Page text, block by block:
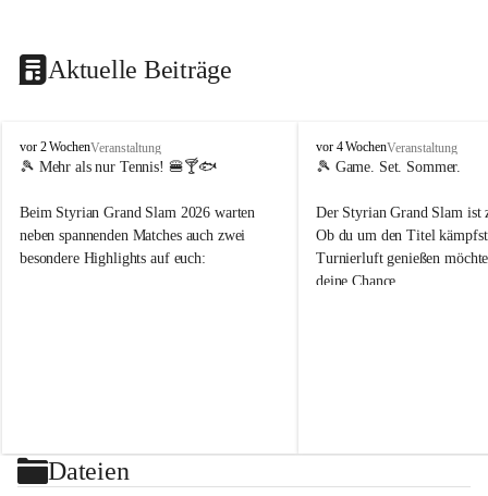
Aktuelle Beiträge
d
o
t
n
.
vor 2 WochenVeranstaltung
🎾 Mehr als nur Tennis! 🍔🍸🐟
Beim Styrian Grand Slam 2026 warten
neben spannenden Matches auch zwei
besondere Highlights auf euch:
⏰ Nennschluss: 27. Juli 2026, 23:59 Uhr
d
o
t
e
n
.
t
vor 4 WochenVeranstaltung
🎾 Game. Set. Sommer.
Der Styrian Grand Slam ist
Ob du um den Titel
Turnierluft genießen
deine Chance.
#StyrianGrandSlam
Dateien